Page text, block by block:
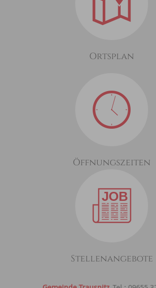
Ortsplan
Öffnungszeiten
Stellenangebote